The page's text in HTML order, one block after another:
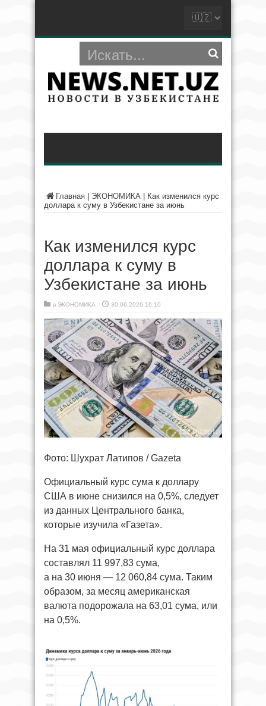
Главная ЭКОНОМИКА
Как изменился курс
доллара к суму в Узбекистане за июнь
Как изменился курс
доллара к суму в
Узбекистане за июнь
в ЭКОНОМИКА 30.06.2026 16:10
Фото: Шухрат Латипов / Gazeta
Официальный курс сума к доллару
США в июне снизился на 0,5%, следует
из данных Центрального банка,
которые изучила «Газета».
На 31 мая официальный курс доллара
составлял 11 997,83 сума,
а на 30 июня — 12 060,84 сума. Таким
образом, за месяц американская
валюта подорожала на 63,01 сума, или
на 0,5%.